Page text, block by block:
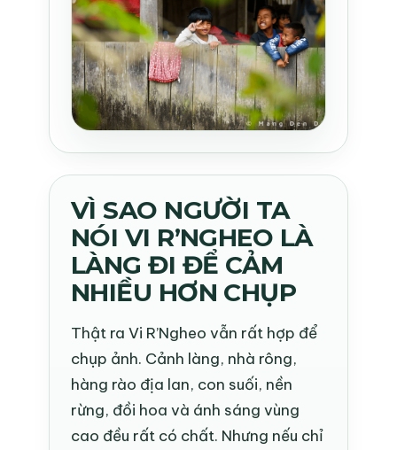
VÌ SAO NGƯỜI TA
NÓI VI R’NGHEO LÀ
LÀNG ĐI ĐỂ CẢM
NHIỀU HƠN CHỤP
Thật ra Vi R’Ngheo vẫn rất hợp để
chụp ảnh. Cảnh làng, nhà rông,
hàng rào địa lan, con suối, nền
rừng, đồi hoa và ánh sáng vùng
cao đều rất có chất. Nhưng nếu chỉ